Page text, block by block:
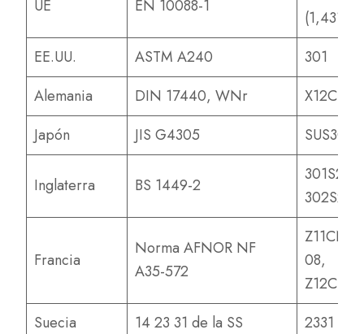
UE EN 10088-1
(1,4310)
EE.UU.
ASTM A240
301
Alemania
DIN 17440, WNr
Japón
JIS G4305 SUS301
Inglaterra BS 1449-2
301S21,
302S26
Francia
Norma AFNOR NF
A35-572
08,
Suecia
14 23 31 de la SS 2331